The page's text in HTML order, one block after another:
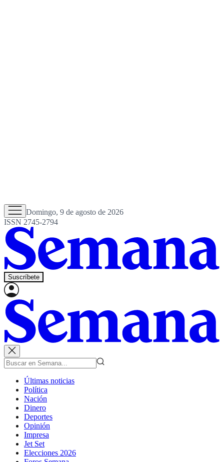
Domingo, 9 de agosto de 2026
ISSN 2745-2794
Suscríbete
Últimas noticias
Política
Nación
Dinero
Deportes
Opinión
Impresa
Jet Set
Elecciones 2026